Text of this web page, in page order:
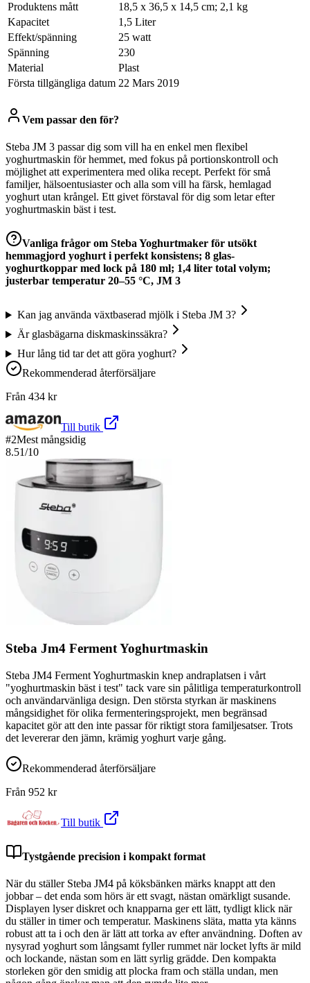
Produktens mått
‎18,5 x 36,5 x 14,5 cm; 2,1 kg
Kapacitet
‎1,5 Liter
Effekt/spänning
‎25 watt
Spänning
‎230
Material
‎Plast
Första tillgängliga datum 22 Mars 2019
Vem passar den för?
Steba JM 3 passar dig som vill ha en enkel men flexibel
yoghurtmaskin för hemmet, med fokus på portionskontroll och
möjlighet att experimentera med olika recept. Perfekt för små
familjer, hälsoentusiaster och alla som vill ha färsk, hemlagad
yoghurt utan krångel. Ett givet förstaval för dig som letar efter
yoghurtmaskin bäst i test.
Vanliga frågor om Steba Yoghurtmaker för utsökt
hemmagjord yoghurt i perfekt konsistens; 8 glas-
yoghurtkoppar med lock på 180 ml; 1,4 liter total volym;
justerbar temperatur 20–55 °C, JM 3
Kan jag använda växtbaserad mjölk i Steba JM 3?
Är glasbägarna diskmaskinssäkra?
Hur lång tid tar det att göra yoghurt?
Rekommenderad återförsäljare
Från 434 kr
Till butik
#2Mest mångsidig
8.51/10
Steba Jm4 Ferment Yoghurtmaskin
Steba JM4 Ferment Yoghurtmaskin knep andraplatsen i vårt
"yoghurtmaskin bäst i test" tack vare sin pålitliga temperaturkontroll
och användarvänliga design. Den största styrkan är maskinens
mångsidighet för olika fermenteringsprojekt, men begränsad
kapacitet gör att den inte passar för riktigt stora familjesatser. Trots
det levererar den jämn, krämig yoghurt varje gång.
Rekommenderad återförsäljare
Från 952 kr
Till butik
Tystgående precision i kompakt format
När du ställer Steba JM4 på köksbänken märks knappt att den
jobbar – det enda som hörs är ett svagt, nästan omärkligt susande.
Displayen lyser diskret och knapparna ger ett lätt, tydligt klick när
du ställer in timer och temperatur. Maskinens släta, matta yta känns
robust att ta i och den är lätt att torka av efter användning. Doften av
nysyrad yoghurt som långsamt fyller rummet när locket lyfts är mild
och lockande, nästan som en lätt syrlig grädde. Den kompakta
storleken gör den smidig att plocka fram och ställa undan, men